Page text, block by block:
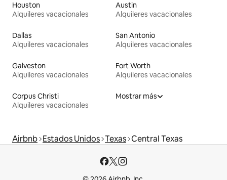
Houston
Alquileres vacacionales
Austin
Alquileres vacacionales
Dallas
Alquileres vacacionales
San Antonio
Alquileres vacacionales
Galveston
Alquileres vacacionales
Fort Worth
Alquileres vacacionales
Corpus Christi
Alquileres vacacionales
Mostrar más
Airbnb Estados Unidos Texas Central Texas